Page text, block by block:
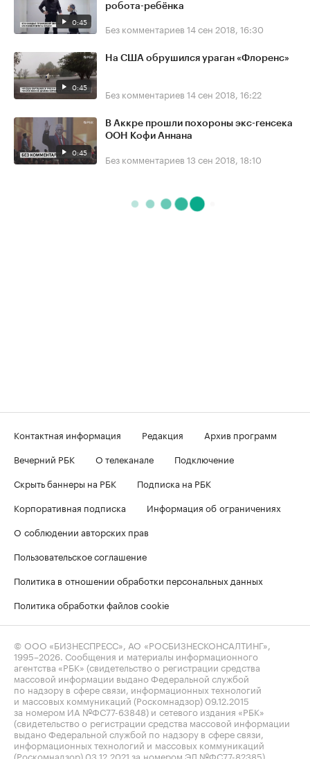
0:45
робота-ребёнка
Без комментариев 14 сен 2018, 16:30
0:45
На США обрушился ураган «Флоренс»
Без комментариев 14 сен 2018, 16:22
0:45
В Аккре прошли похороны экс-генсека
ООН Кофи Аннана
Без комментариев 13 сен 2018, 18:10
Контактная информация Редакция
Архив программ
Вечерний РБК
О телеканале
Подключение
Скрыть баннеры на РБК
Подписка на РБК
Корпоративная подписка
Информация об ограничениях
О соблюдении авторских прав
Пользовательское соглашение
Политика в отношении обработки персональных данных
Политика обработки файлов cookie
© ООО «БИЗНЕСПРЕСС», АО «РОСБИЗНЕСКОНСАЛТИНГ»,
1995–2026 . Сообщения и материалы информационного
агентства «РБК» (свидетельство о регистрации средства
массовой информации выдано Федеральной службой
по надзору в сфере связи, информационных технологий
и массовых коммуникаций (Роскомнадзор) 09.12.2015
за номером ИА №ФС77-63848) и сетевого издания «РБК»
(свидетельство о регистрации средства массовой информации
выдано Федеральной службой по надзору в сфере связи,
информационных технологий и массовых коммуникаций
(Роскомнадзор) 03.12.2021 за номером ЭЛ №ФС77-82385)